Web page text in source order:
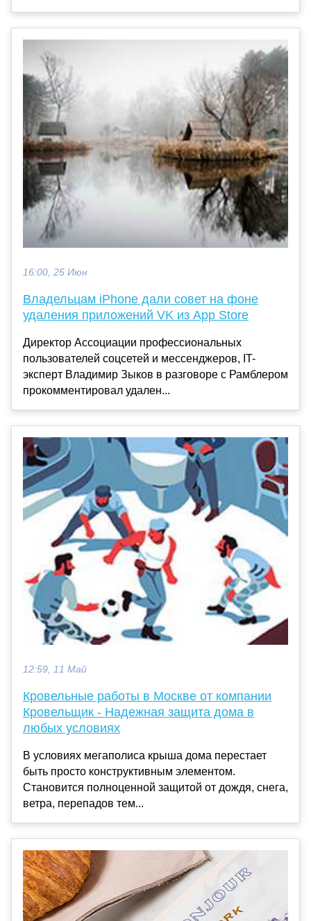
16:00, 25 Июн
Владельцам iPhone дали совет на фоне
удаления приложений VK из App Store
Директор Ассоциации профессиональных
пользователей соцсетей и мессенджеров, IT-
эксперт Владимир Зыков в разговоре с Рамблером
прокомментировал удален...
12:59, 11 Май
Кровельные работы в Москве от компании
Кровельщик - Надежная защита дома в
любых условиях
В условиях мегаполиса крыша дома перестает
быть просто конструктивным элементом.
Становится полноценной защитой от дождя, снега,
ветра, перепадов тем...